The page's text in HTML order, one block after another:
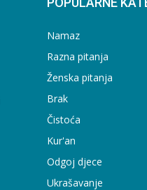
Namaz
Razna pitanja
Ženska pitanja
Brak
Čistoća
Kur'an
Odgoj djece
Ukrašavanje